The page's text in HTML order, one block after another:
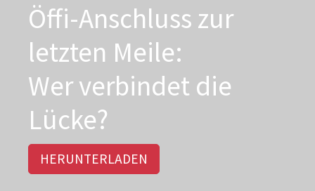
Öffi-Anschluss zur
letzten Meile:
Wer verbindet die
Lücke?
HERUNTERLADEN